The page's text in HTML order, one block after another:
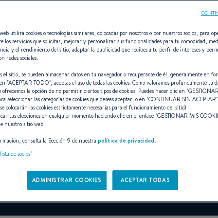
ANTARES 9
DE
A partir de 138 700 € (IVA excluido)
Reservar una prueba
utiliza cookies o tecnologías similares, colocadas por nosotros o por nuestros socios, para
los servicios que solicitas, mejorar y personalizar sus funcionalidades para tu comodidad,
y el rendimiento del sitio, adaptar la publicidad que recibes a tu perfil de intereses y
redes sociales.
el sitio, se pueden almacenar datos en tu navegador o recuperarse de él, generalmente en
"ACEPTAR TODO", aceptas el uso de todas las cookies. Como valoramos profundamente tu
la opción de no permitir ciertos tipos de cookies. Puedes hacer clic en "
seleccionar las categorías de cookies que deseas aceptar, o en "CONTINUAR SIN ACEPTAR
colocarán las cookies estrictamente necesarias para el funcionamiento del sitio).
tus elecciones en cualquier momento haciendo clic en el enlace "GESTIONAR MIS
nuestro sitio web.
consulta la Sección 9 de nuestra política de privacidad.
de socios"
ADMINISTRAR COOKIES ACEPTAR TODAS